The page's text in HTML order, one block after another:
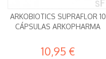
ARKOBIOTICS SUPRAFLOR 10
CÁPSULAS ARKOPHARMA
10,95 €